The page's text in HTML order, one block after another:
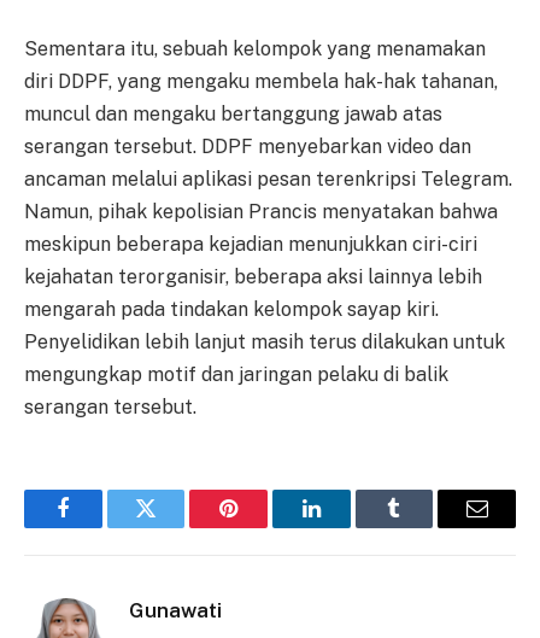
Sementara itu, sebuah kelompok yang menamakan
diri DDPF, yang mengaku membela hak-hak tahanan,
muncul dan mengaku bertanggung jawab atas
serangan tersebut. DDPF menyebarkan video dan
ancaman melalui aplikasi pesan terenkripsi Telegram.
Namun, pihak kepolisian Prancis menyatakan bahwa
meskipun beberapa kejadian menunjukkan ciri-ciri
kejahatan terorganisir, beberapa aksi lainnya lebih
mengarah pada tindakan kelompok sayap kiri.
Penyelidikan lebih lanjut masih terus dilakukan untuk
mengungkap motif dan jaringan pelaku di balik
serangan tersebut.
FacebookTwitter Pinterest LinkedInTumblr Email
Gunawati